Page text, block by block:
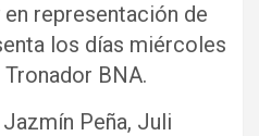
en representación de
los días miércoles
BNA.
Peña, Juli